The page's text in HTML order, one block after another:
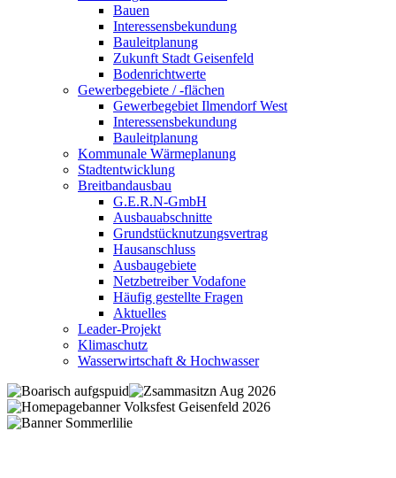
Bauen
Interessensbekundung
Bauleitplanung
Zukunft Stadt Geisenfeld
Bodenrichtwerte
Gewerbegebiete / -flächen
Gewerbegebiet Ilmendorf West
Interessensbekundung
Bauleitplanung
Kommunale Wärmeplanung
Stadtentwicklung
Breitbandausbau
G.E.R.N-GmbH
Ausbauabschnitte
Grundstücknutzungsvertrag
Hausanschluss
Ausbaugebiete
Netzbetreiber Vodafone
Häufig gestellte Fragen
Aktuelles
Leader-Projekt
Klimaschutz
Wasserwirtschaft & Hochwasser